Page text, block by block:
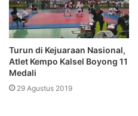
Turun di Kejuaraan Nasional,
Atlet Kempo Kalsel Boyong 11
Medali
29 Agustus 2019